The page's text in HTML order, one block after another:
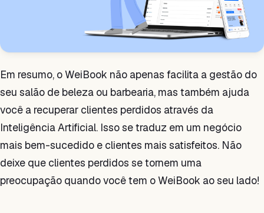
Em resumo, o WeiBook não apenas facilita a gestão do
seu salão de beleza ou barbearia, mas também ajuda
você a recuperar clientes perdidos através da
Inteligência Artificial. Isso se traduz em um negócio
mais bem-sucedido e clientes mais satisfeitos. Não
deixe que clientes perdidos se tornem uma
preocupação quando você tem o WeiBook ao seu lado!